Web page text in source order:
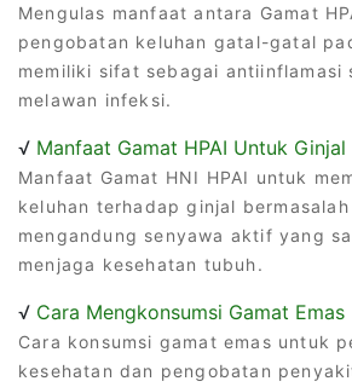
Mengulas manfaat antara Gamat
pengobatan keluhan gatal-gatal
memiliki sifat sebagai antiinflamasi
melawan infeksi.
√ Manfaat Gamat HPAI Untuk Ginjal
Manfaat Gamat HNI HPAI untuk
keluhan terhadap ginjal bermasalah
mengandung senyawa aktif yang
menjaga kesehatan tubuh.
√ Cara Mengkonsumsi Gamat Emas
Cara konsumsi gamat emas untuk
kesehatan dan pengobatan